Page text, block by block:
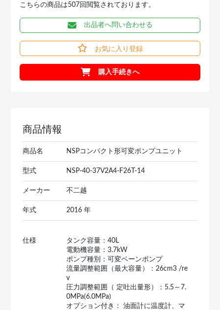
こちらの商品は507回閲覧されております。
出品者へ問い合わせる
お気に入り登録
購入手続きへ
商品情報
商品名 NSPコンパクト形可変ポンプユニット
型式 NSP-40-37V2A4-F26T-14
メーカー 不二越
年式 2016 年
仕様
タンク容量：40L
電動機容量：3.7kW
ポンプ種別：可変ベーンポンプ
流量調整範囲（最大容量）：26cm3 /re
v
圧力調整範囲（ 定吐出量形）：5.5～7.
0MPa(6.0MPa)
オプション付き： 油面計に温度計、マ